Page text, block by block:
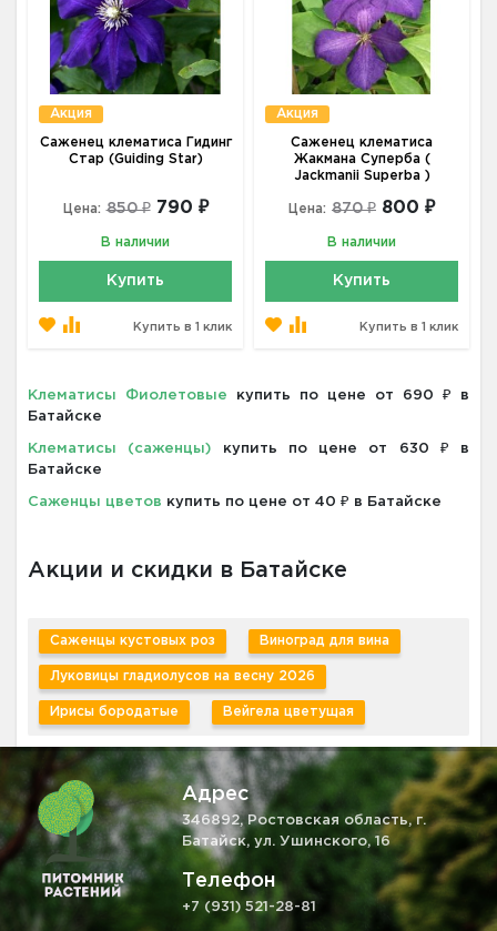
Акция
Саженец клематиса Гидинг
Стар (Guiding Star)
Цена: 850 ₽ 790 ₽
В наличии
Купить
Купить в 1 клик
Акция
Саженец клематиса
Жакмана Суперба (
Jackmanii Superba )
Цена: 870 ₽ 800 ₽
В наличии
Купить
Купить в 1 клик
Клематисы Фиолетовые купить по цене от 690 ₽ в
Батайске
Клематисы (саженцы) купить по цене от 630 ₽ в
Батайске
Саженцы цветов купить по цене от 40 ₽ в Батайске
Акции и скидки в Батайске
Саженцы кустовых роз Виноград для вина
Луковицы гладиолусов на весну 2026
Ирисы бородатые Вейгела цветущая
Адрес
346892, Ростовская область, г.
Батайск, ул. Ушинского, 16
Телефон
+7 (931) 521-28-81